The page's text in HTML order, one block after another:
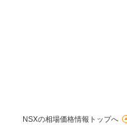
NSXの相場価格情報トップへ